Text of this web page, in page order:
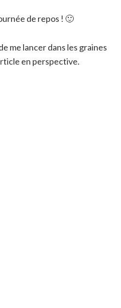
de repos ! 🙂
me lancer dans les graines
en perspective.